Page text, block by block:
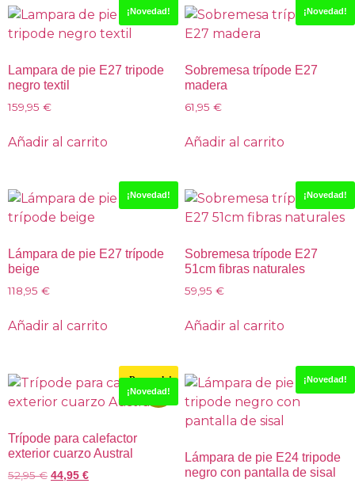
¡Novedad!
Lampara de pie E27 tripode
negro textil
159,95 €
Añadir al carrito
¡Novedad!
Sobremesa trípode E27
madera
61,95 €
Añadir al carrito
¡Novedad!
Lámpara de pie E27 trípode
beige
118,95 €
Añadir al carrito
¡Novedad!
Sobremesa trípode E27
51cm fibras naturales
59,95 €
Añadir al carrito
-15%
¡Destacado!
¡Novedad!
Trípode para calefactor
exterior cuarzo Austral
52,95€ 44,95 €
¡Novedad!
Lámpara de pie E24 tripode
negro con pantalla de sisal